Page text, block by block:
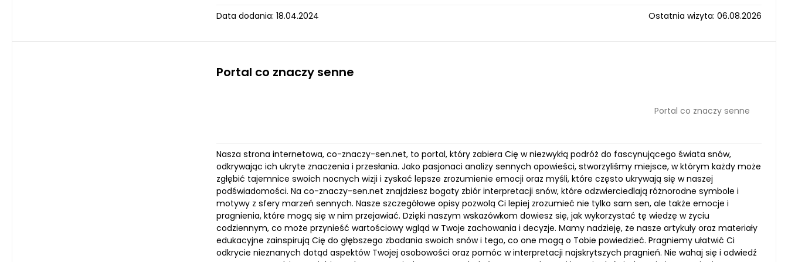
Data dodania: 18.04.2024
Ostatnia wizyta: 06.08.2026
Portal co znaczy senne
Portal co znaczy senne
Nasza strona internetowa, co-znaczy-sen.net, to portal, który zabiera Cię w niezwykłą podróż do fascynującego świata snów,
odkrywając ich ukryte znaczenia i przesłania. Jako pasjonaci analizy sennych opowieści, stworzyliśmy miejsce, w którym każdy może
zgłębić tajemnice swoich nocnych wizji i zyskać lepsze zrozumienie emocji oraz myśli, które często ukrywają się w naszej
podświadomości. Na co-znaczy-sen.net znajdziesz bogaty zbiór interpretacji snów, które odzwierciedlają różnorodne symbole i
motywy z sfery marzeń sennych. Nasze szczegółowe opisy pozwolą Ci lepiej zrozumieć nie tylko sam sen, ale także emocje i
pragnienia, które mogą się w nim przejawiać. Dzięki naszym wskazówkom dowiesz się, jak wykorzystać tę wiedzę w życiu
codziennym, co może przynieść wartościowy wgląd w Twoje zachowania i decyzje. Mamy nadzieję, że nasze artykuły oraz materiały
edukacyjne zainspirują Cię do głębszego zbadania swoich snów i tego, co one mogą o Tobie powiedzieć. Pragniemy ułatwić Ci
odkrycie nieznanych dotąd aspektów Twojej osobowości oraz pomóc w interpretacji najskrytszych pragnień. Nie wahaj się i odwiedź